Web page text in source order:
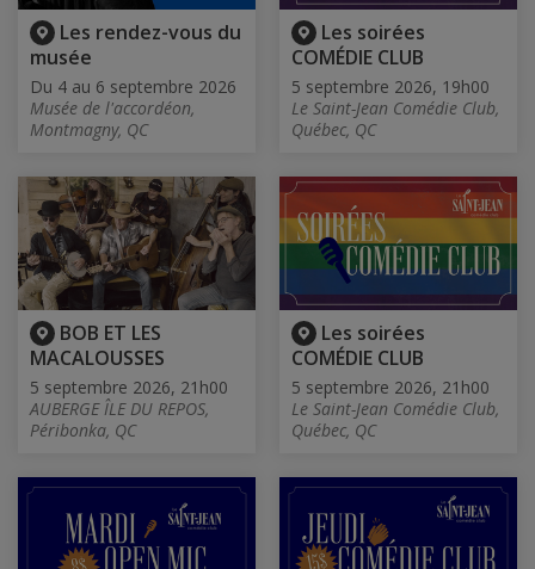
Les rendez-vous du
musée
Du 4 au 6 septembre 2026
Musée de l'accordéon,
Montmagny, QC
Les soirées
COMÉDIE CLUB
5 septembre 2026, 19h00
Le Saint-Jean Comédie Club,
Québec, QC
BOB ET LES
MACALOUSSES
5 septembre 2026, 21h00
AUBERGE ÎLE DU REPOS,
Péribonka, QC
Les soirées
COMÉDIE CLUB
5 septembre 2026, 21h00
Le Saint-Jean Comédie Club,
Québec, QC